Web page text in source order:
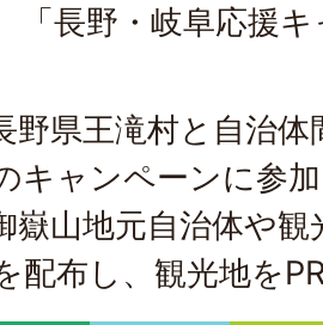
「長野・岐阜応援
野県王滝村と自治
キャンペーンに参
嶽山地元自治体や
配布し、観光地を